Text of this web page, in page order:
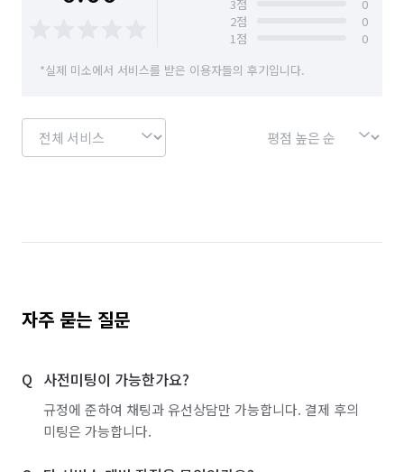
3점
0
2점
0
1점
0
*실제 미소에서 서비스를 받은 이용자들의 후기입니다.
자주 묻는 질문
사전미팅이 가능한가요?
규정에 준하여 채팅과 유선상담만 가능합니다. 결제 후의
미팅은 가능합니다.